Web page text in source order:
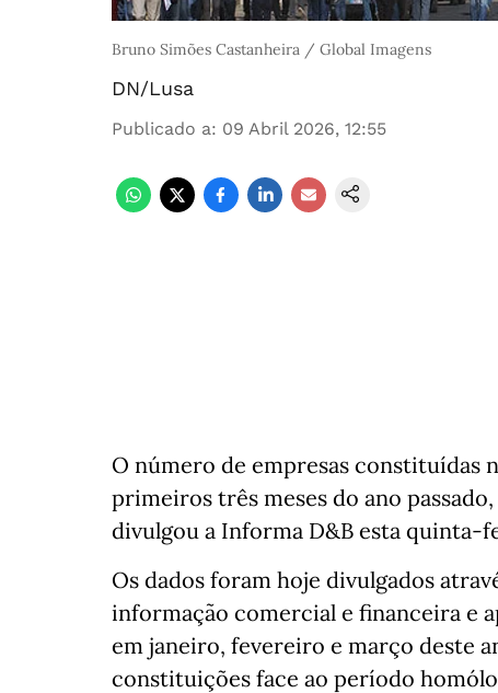
Bruno Simões Castanheira / Global Imagens
DN/Lusa
Publicado a: 09 Abril 2026, 12:55
O número de empresas constituídas
primeiros três meses do ano
divulgou a Informa D&B esta quinta-
Os dados foram hoje divulgados
informação comercial e financeira e
em janeiro, fevereiro e março deste
constituições face ao período